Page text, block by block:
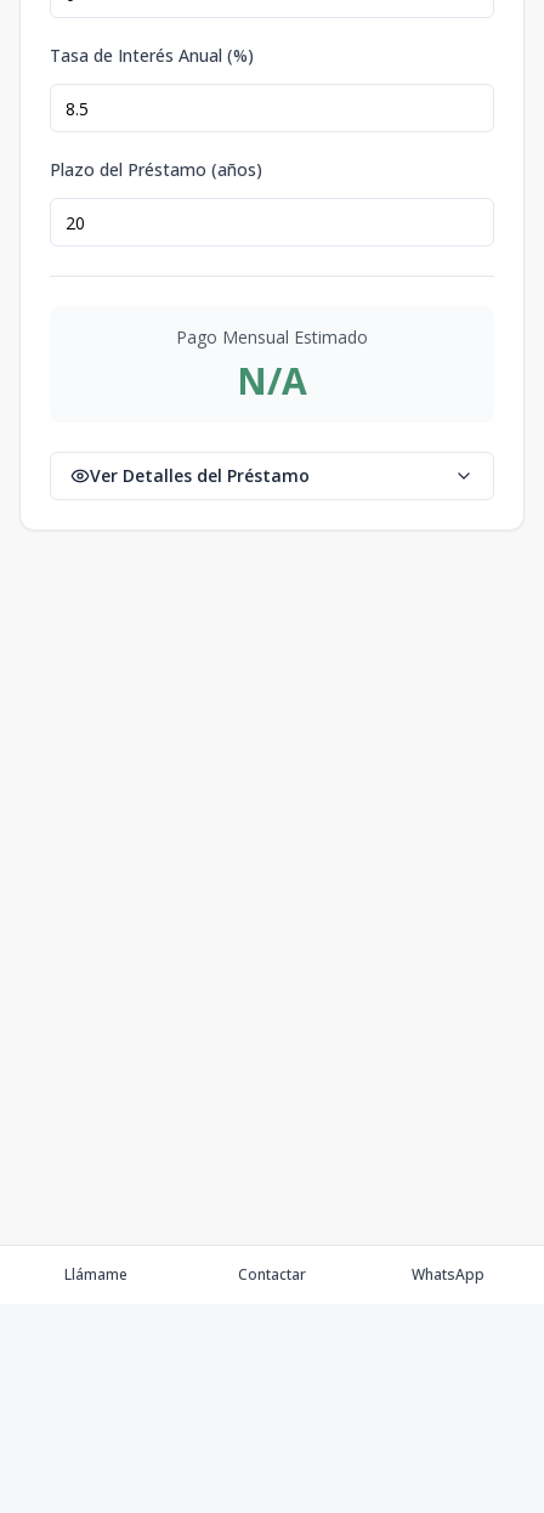
Tasa de Interés Anual (%)
Plazo del Préstamo (años)
Pago Mensual Estimado
N/A
Ver Detalles del Préstamo
Llámame Contactar WhatsApp